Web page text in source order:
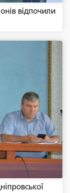
відпочили